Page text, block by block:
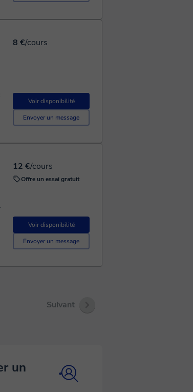
8 €/cours
Voir disponibilité
Envoyer un message
12 €/cours
Offre un essai gratuit
Voir disponibilité
Envoyer un message
Suivant
un